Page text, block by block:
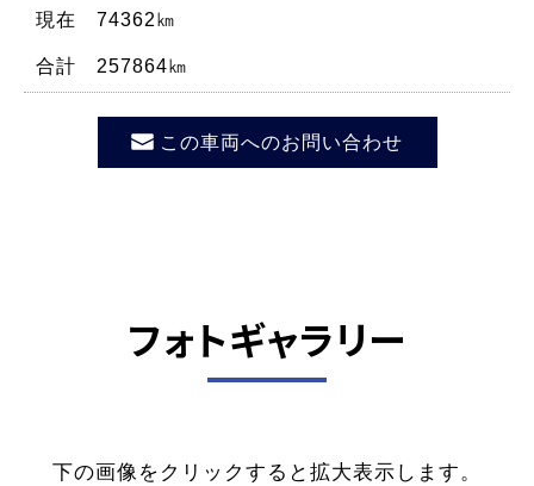
現在 74362㎞
合計 257864㎞
この車両へのお問い合わせ
フォトギャラリー
下の画像をクリックすると拡大表示します。